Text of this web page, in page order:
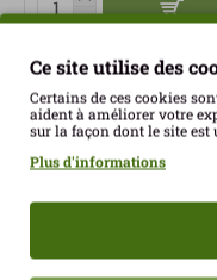
Ce site utilise des
Certains de ces cookies
aident à améliorer votre
sur la façon dont le site est
Plus d'informations